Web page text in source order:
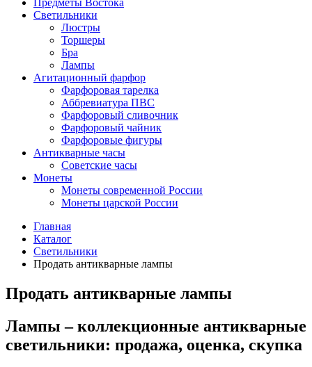
Предметы Востока
Светильники
Люстры
Торшеры
Бра
Лампы
Агитационный фарфор
Фарфоровая тарелка
Аббревиатура ПВС
Фарфоровый сливочник
Фарфоровый чайник
Фарфоровые фигуры
Антикварные часы
Советские часы
Монеты
Монеты современной России
Монеты царской России
Главная
Каталог
Светильники
Продать антикварные лампы
Продать антикварные лампы
Лампы – коллекционные антикварные
светильники: продажа, оценка, скупка